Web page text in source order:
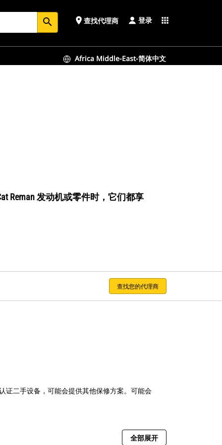
search place 查找代理商 登录 apps
Africa Middle-East-简体中文
Reman 发动机或零件时，它们都享
查找您的代理商
二手设备，可能会提供其他保修方案。可能会
全部展开